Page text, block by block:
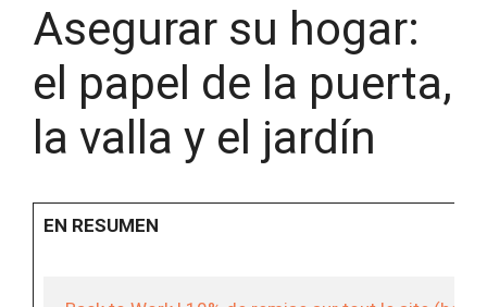
Asegurar su hogar:
el papel de la puerta,
la valla y el jardín
EN RESUMEN